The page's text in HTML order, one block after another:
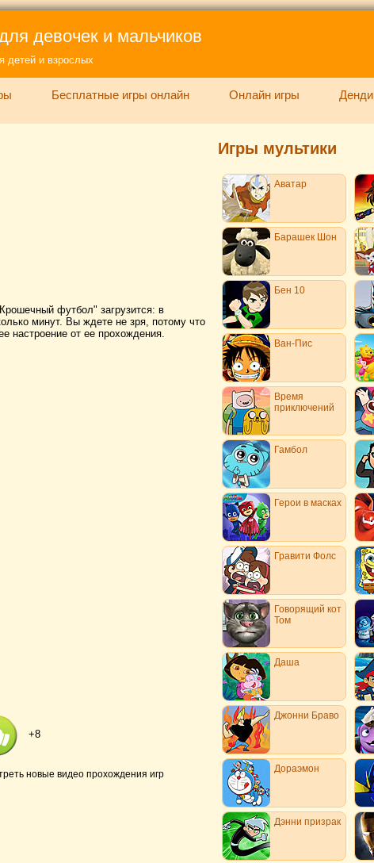
девочек и мальчиков
детей и взрослых
Бесплатные игры онлайн Онлайн игры Денди
футбол" загрузится: в
минут. Вы ждете не зря, потому что
настроение от ее прохождения.
+8
новые видео прохождения игр
Игры мультики
Аватар
Барашек Шон
Бен 10
Ван-Пис
Время
приключений
Гамбол
Герои в масках
Гравити Фолс
Говорящий кот
Том
Даша
Джонни Браво
Дораэмон
Дэнни призрак